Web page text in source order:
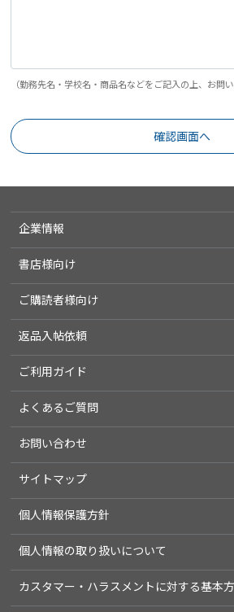
（勤務先名・学校名・商品名などをご記入の上、お問
企業情報
書店様向け
ご購読者様向け
返品入帖依頼
ご利用ガイド
よくあるご質問
お問い合わせ
サイトマップ
個人情報保護方針
個人情報の取り扱いについて
カスタマー・ハラスメントに対する基本